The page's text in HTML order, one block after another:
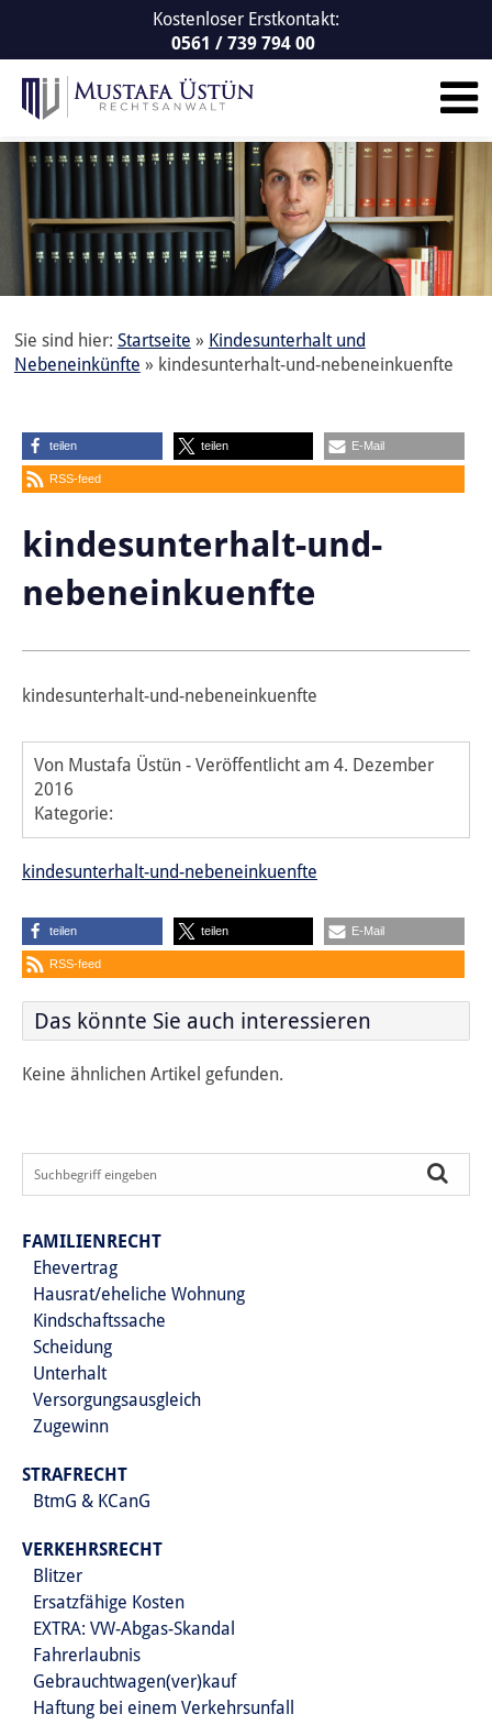
Kostenloser Erstkontakt:
0561 / 739 794 00
Sie sind hier: Startseite » Kindesunterhalt und
Nebeneinkünfte » kindesunterhalt-und-nebeneinkuenfte
teilen teilen E-Mail
RSS-feed
kindesunterhalt-und-
nebeneinkuenfte
kindesunterhalt-und-nebeneinkuenfte
Von Mustafa Üstün - Veröffentlicht am 4. Dezember
2016
Kategorie:
kindesunterhalt-und-nebeneinkuenfte
teilen teilen E-Mail
RSS-feed
Das könnte Sie auch interessieren
Keine ähnlichen Artikel gefunden.
FAMILIENRECHT
Ehevertrag
Hausrat/eheliche Wohnung
Kindschaftssache
Scheidung
Unterhalt
Versorgungsausgleich
Zugewinn
STRAFRECHT
BtmG & KCanG
VERKEHRSRECHT
Blitzer
Ersatzfähige Kosten
EXTRA: VW-Abgas-Skandal
Fahrerlaubnis
Gebrauchtwagen(ver)kauf
Haftung bei einem Verkehrsunfall